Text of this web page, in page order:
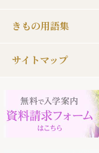
きもの用語集
サイトマップ